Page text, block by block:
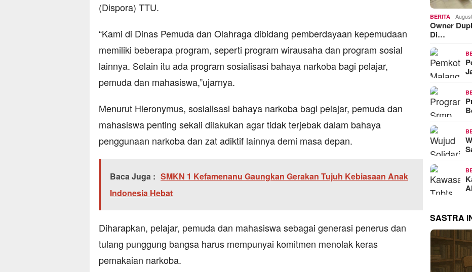
(Dispora) TTU.
“Kami di Dinas Pemuda dan Olahraga dibidang pemberdayaan kepemudaan
memiliki beberapa program, seperti program wirausaha dan program sosial
lainnya. Selain itu ada program sosialisasi bahaya narkoba bagi pelajar,
pemuda dan mahasiswa,”ujarnya.
Menurut Hieronymus, sosialisasi bahaya narkoba bagi pelajar, pemuda dan
mahasiswa penting sekali dilakukan agar tidak terjebak dalam bahaya
penggunaan narkoba dan zat adiktif lainnya demi masa depan.
Baca Juga : SMKN 1 Kefamenanu Gaungkan Gerakan Tujuh Kebiasaan Anak
Indonesia Hebat
Diharapkan, pelajar, pemuda dan mahasiswa sebagai generasi penerus dan
tulang punggung bangsa harus mempunyai komitmen menolak keras
pemakaian narkoba.
BERITA
Owner
Di…
SASTRA